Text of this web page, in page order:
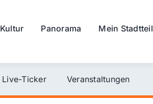
Kultur Panorama
Mein Stadtteil
Live-Ticker Veranstaltungen